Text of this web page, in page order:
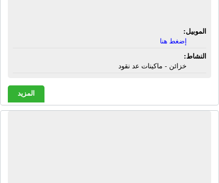
الموبيل:
إضغط هنا
النشاط:
خزائن - ماكينات عد نقود
المزيد